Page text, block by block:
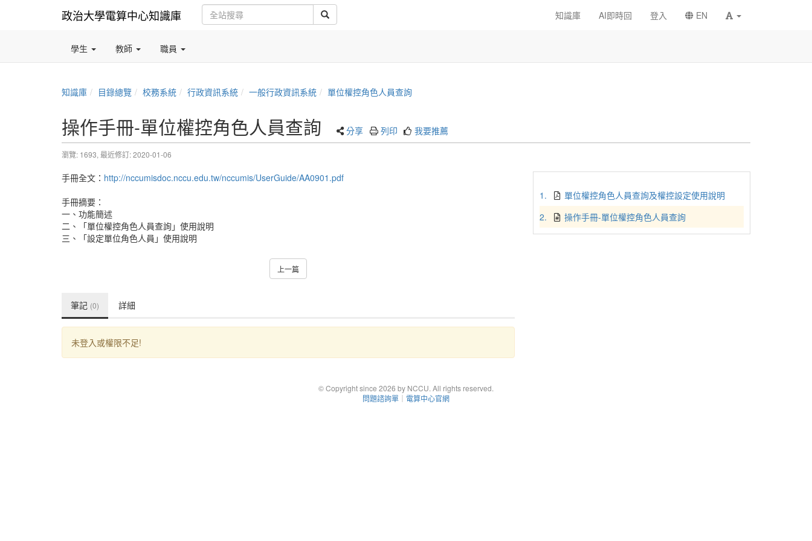
政治大學電算中心知識庫 知識庫 AI即時回 登入 EN
學生 教師 職員
知識庫 目錄總覽 校務系統 行政資訊系統 一般行政資訊系統 單位權控角色人員查詢
操作手冊-單位權控角色人員查詢 分享 列印 我要推薦
瀏覽: 1693, 最近修訂: 2020-01-06
手冊全文： http://nccumisdoc.nccu.edu.tw/nccumis/UserGuide/AA0901.pdf
手冊摘要：
一、功能簡述
二、「單位權控角色人員查詢」使用說明
三、「設定單位角色人員」使用說明
上一篇
筆記 (0) 詳細
未登入或權限不足!
1.
單位權控角色人員查詢及權控設定使用說明
2.
操作手冊-單位權控角色人員查詢
© Copyright since 2026 by NCCU. All rights reserved.
問題諮詢單 ｜ 電算中心官網